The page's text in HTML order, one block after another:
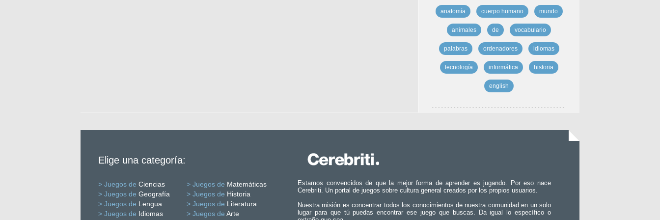
anatomía cuerpo humano mundo
animales de vocabulario
palabras ordenadores idiomas
tecnología informática historia
english
Elige una categoría:
> Juegos de Ciencias > Juegos de Matemáticas
> Juegos de Geografía > Juegos de Historia
> Juegos de Lengua > Juegos de Literatura
> Juegos de Idiomas > Juegos de Arte
Estamos convencidos de que la mejor forma de aprender es jugando. Por eso nace
Cerebriti. Un portal de juegos sobre cultura general creados por los propios usuarios.
Nuestra misión es concentrar todos los conocimientos de nuestra comunidad en un solo
lugar para que tú puedas encontrar ese juego que buscas. Da igual lo específico o